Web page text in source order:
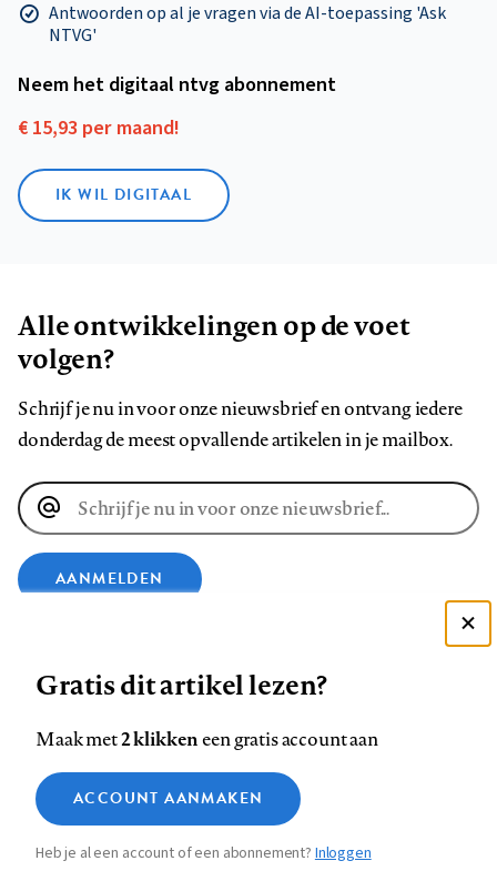
Antwoorden op al je vragen via de AI-toepassing 'Ask
NTVG'
Neem het digitaal ntvg abonnement
€ 15,93 per maand!
IK WIL DIGITAAL
Alle ontwikkelingen op de voet
volgen?
Schrijf je nu in voor onze nieuwsbrief en ontvang iedere
donderdag de meest opvallende artikelen in je mailbox.
E-
mailadres
AANMELDEN
op
Facebook
op
LinkedIn
op
Bluesky
ons
op
InstagramYouTube
Footer
Contact Colofon Disclaimer Privacy
Medische vragen verdienen
betrouwbare antwoorden
Zie onze cookie policy
Analytische cookies
Marketing cookies
Gratis dit artikel lezen?
Maak met2 klikkeneen gratis account aan
ACCOUNT AANMAKEN
Heb je al een account of een abonnement?Inloggen